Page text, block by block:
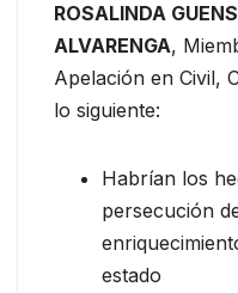
ROSALINDA GUENS
ALVARENGA,
Apelación en Civil,
lo siguiente:
Habrían los
persecución
estado